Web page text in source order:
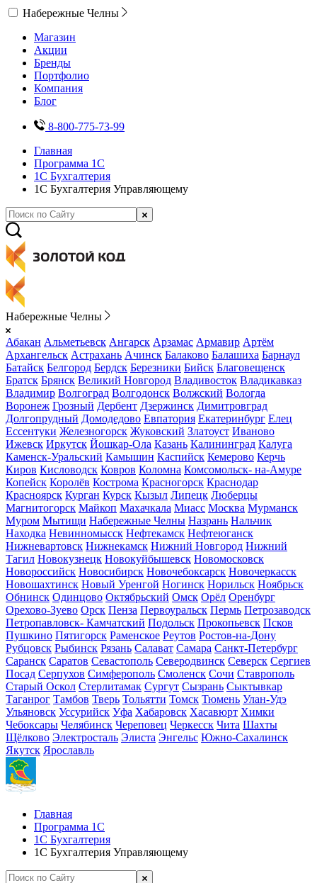
Набережные Челны
Магазин
Акции
Бренды
Портфолио
Компания
Блог
8-800-775-73-99
Главная
Программа 1С
1С Бухгалтерия
1С Бухгалтерия Управляющему
Набережные Челны
Абакан Альметьевск Ангарск Арзамас Армавир Артём
Архангельск Астрахань Ачинск Балаково Балашиха Барнаул
Батайск Белгород Бердск Березники Бийск Благовещенск
Братск Брянск Великий Новгород Владивосток Владикавказ
Владимир Волгоград Волгодонск Волжский Вологда
Воронеж Грозный Дербент Дзержинск Димитровград
Долгопрудный Домодедово Евпатория Екатеринбург Елец
Ессентуки Железногорск Жуковский Златоуст Иваново
Ижевск Иркутск Йошкар-Ола Казань Калининград Калуга
Каменск-Уральский Камышин Каспийск Кемерово Керчь
Киров Кисловодск Ковров Коломна Комсомольск- на-Амуре
Копейск Королёв Кострома Красногорск Краснодар
Красноярск Курган Курск Кызыл Липецк Люберцы
Магнитогорск Майкоп Махачкала Миасс Москва Мурманск
Муром Мытищи Набережные Челны Назрань Нальчик
Находка Невинномысск Нефтекамск Нефтеюганск
Нижневартовск Нижнекамск Нижний Новгород Нижний
Тагил Новокузнецк Новокуйбышевск Новомосковск
Новороссийск Новосибирск Новочебоксарск Новочеркасск
Новошахтинск Новый Уренгой Ногинск Норильск Ноябрьск
Обнинск Одинцово Октябрьский Омск Орёл Оренбург
Орехово-Зуево Орск Пенза Первоуральск Пермь Петрозаводск
Петропавловск- Камчатский Подольск Прокопьевск Псков
Пушкино Пятигорск Раменское Реутов Ростов-на-Дону
Рубцовск Рыбинск Рязань Салават Самара Санкт-Петербург
Саранск Саратов Севастополь Северодвинск Северск Сергиев
Посад Серпухов Симферополь Смоленск Сочи Ставрополь
Старый Оскол Стерлитамак Сургут Сызрань Сыктывкар
Таганрог Тамбов Тверь Тольятти Томск Тюмень Улан-Удэ
Ульяновск Уссурийск Уфа Хабаровск Хасавюрт Химки
Чебоксары Челябинск Череповец Черкесск Чита Шахты
Щёлково Электросталь Элиста Энгельс Южно-Сахалинск
Якутск Ярославль
Главная
Программа 1С
1С Бухгалтерия
1С Бухгалтерия Управляющему